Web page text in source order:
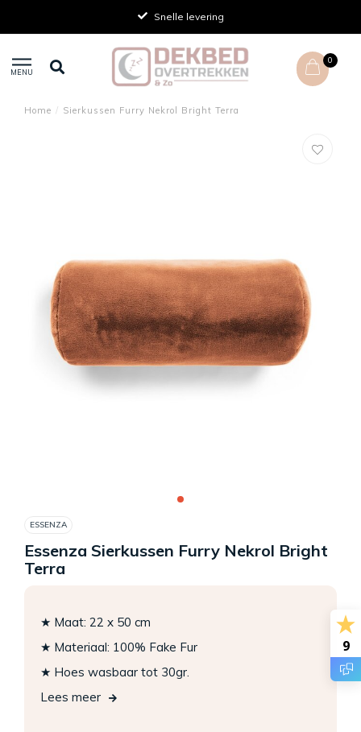
Snelle levering
MENU
0
Home / Sierkussen Furry Nekrol Bright Terra
ESSENZA
Essenza Sierkussen Furry Nekrol Bright
Terra
★ Maat: 22 x 50 cm
★ Materiaal: 100% Fake Fur
★ Hoes wasbaar tot 30gr.
Lees meer
9